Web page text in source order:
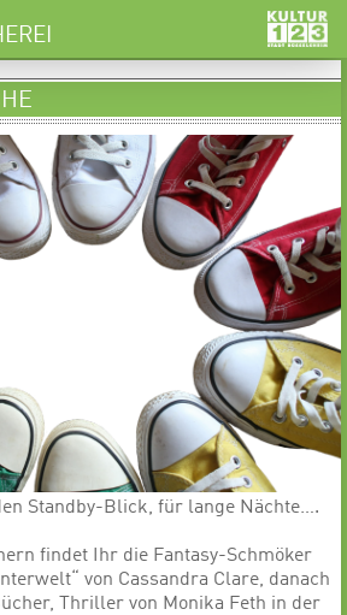
Standby-Blick, für lange Nächte….
findet Ihr die Fantasy-Schmöker
von Cassandra Clare, danach
Thriller von Monika Feth in der